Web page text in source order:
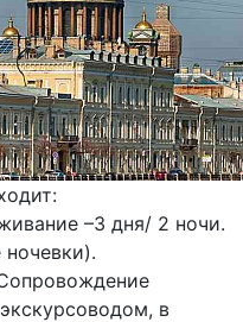
–3 дня/ 2 ночи.
ночевки).
в